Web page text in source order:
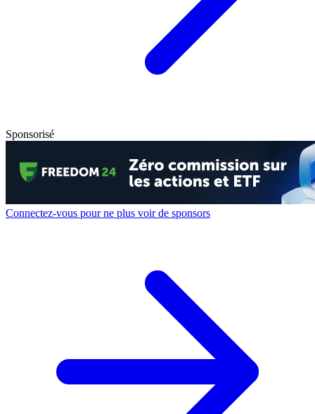
Sponsorisé
Connectez-vous pour ne plus voir de sponsors